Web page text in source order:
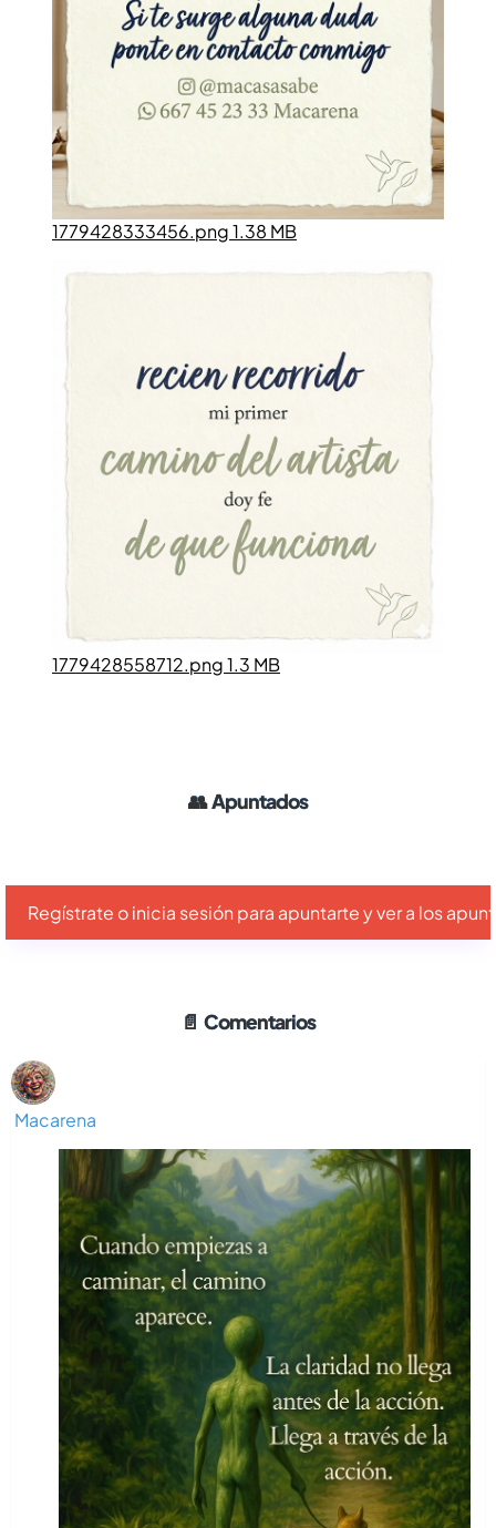
1779428333456.png 1.38 MB
1779428558712.png 1.3 MB
👥Apuntados
Regístrate o inicia sesión para apuntarte y ver a los
📄 Comentarios
Macarena